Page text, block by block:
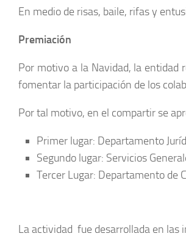
En medio de risas, baile, rifas y
Premiación
Por motivo a la Navidad, la entidad
fomentar la participación de los
Por tal motivo, en el compartir se
Primer lugar: Departamento
Segundo lugar: Servicios
Tercer Lugar: Departamento de
La actividad fue desarrollada en las